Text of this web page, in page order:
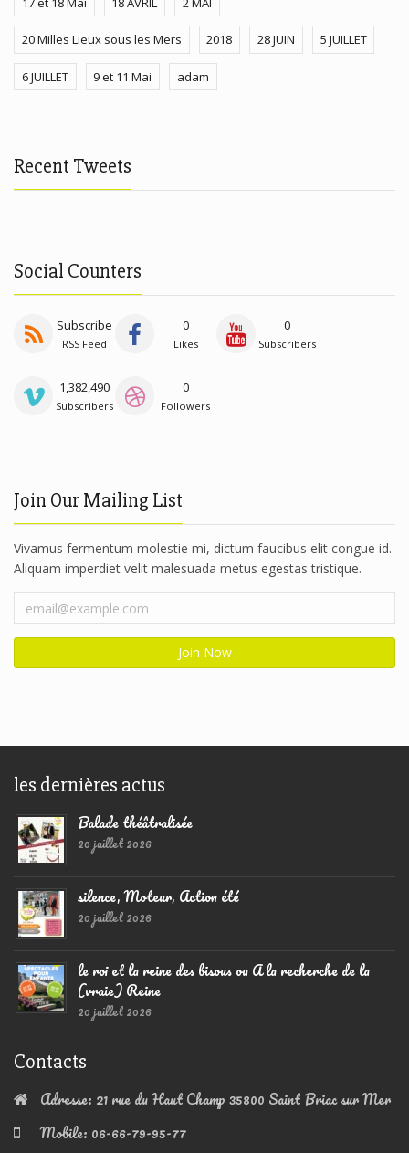
20 Milles Lieux sous les Mers 2018 28 JUIN 5 JUILLET
6 JUILLET 9 et 11 Mai adam
Recent Tweets
Social Counters
Subscribe
RSS Feed
0
Likes
0
Subscribers
1,382,490
Subscribers
0
Followers
Join Our Mailing List
Vivamus fermentum molestie mi, dictum faucibus elit congue id.
Aliquam imperdiet velit malesuada metus egestas tristique.
les dernières actus
Balade théâtralisée
20 juillet 2026
silence, Moteur, Action été
20 juillet 2026
le roi et la reine des bisous ou A la recherche de la
(vraie) Reine
20 juillet 2026
Contacts
Adresse: 21 rue du Haut Champ 35800 Saint Briac sur Mer
Mobile: 06-66-79-95-77